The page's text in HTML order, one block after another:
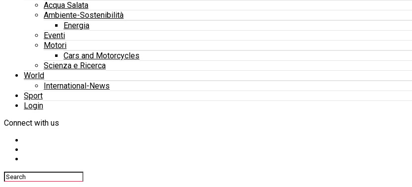
Acqua Salata
Ambiente-Sostenibilità
Energia
Eventi
Motori
Cars and Motorcycles
Scienza e Ricerca
World
International-News
Sport
Login
Connect with us